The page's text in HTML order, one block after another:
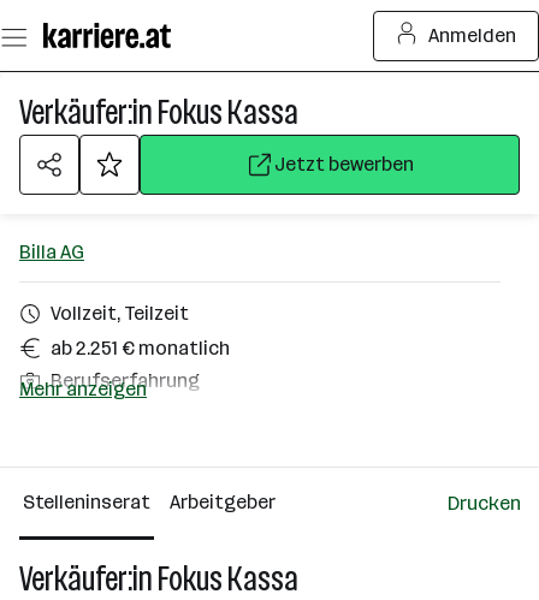
Seiteninhalt
springen
Anmelden
Verkäufer:in Fokus Kassa
Jetzt bewerben
Billa AG
Vollzeit, Teilzeit
ab 2.251 € monatlich
Berufserfahrung
Über das Unternehmen
10000+ Mitarbeiter*innen
Wiener Neudorf
Mehr anzeigen
Stelleninserat Arbeitgeber Drucken
Verkäufer:in Fokus Kassa